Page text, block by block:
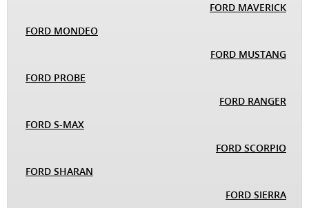
FORD MAVERICK
FORD MONDEO
FORD MUSTANG
FORD PROBE
FORD RANGER
FORD S-MAX
FORD SCORPIO
FORD SHARAN
FORD SIERRA